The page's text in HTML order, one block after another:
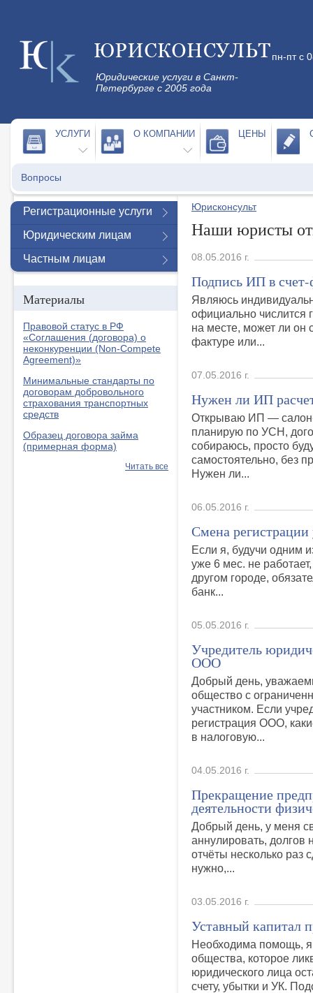
Юридические услуги в Санкт-
Петербурге с 2005 года
пн-пт с
УСЛУГИ О КОМПАНИИ ЦЕНЫ
Вопросы
Юрисконсульт
Наши юристы
08.05.2016 г.
Подпись ИП в счет-
Являюсь
официально числится
на месте, может ли он
фактуре или...
07.05.2016 г.
Нужен ли ИП
Открываю ИП — салон-
планирую по УСН,
собираюсь, просто
самостоятельно, без
Нужен ли...
06.05.2016 г.
Смена
Если я, будучи одним
уже 6 мес. не
другом городе,
банк...
05.05.2016 г.
Учредитель
ООО
Добрый день,
общество с
участником. Если
регистрация ООО,
в налоговую...
04.05.2016 г.
Прекращение
деятельности
Добрый день, у меня
аннулировать, долгов
отчёты несколько раз
нужно,...
03.05.2016 г.
Уставный капитал
Необходима помощь, я
общества, которое
юридического лица
счету, убытки и УК.
Регистрационные услуги
Юридическим лицам
Частным лицам
Материалы
Правовой статус в РФ
«Соглашения (договора) о
неконкуренции (Non-Compete
Agreement)»
Минимальные стандарты по
договорам добровольного
страхования транспортных
средств
Образец договора займа
(примерная форма)
Читать все